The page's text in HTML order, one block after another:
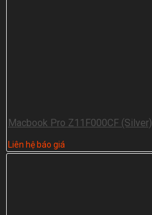
Macbook Pro Z11F000CF (Silver)
Liên hệ báo giá